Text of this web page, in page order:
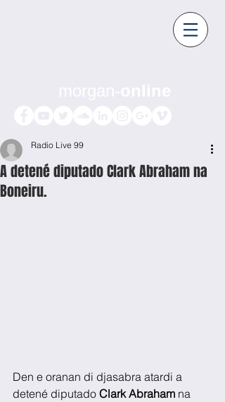
A detené diputado Clark Abraham na
Boneiru.
Radio Live 99
Den e oranan di djasabra atardi a
detené diputado Clark Abraham na